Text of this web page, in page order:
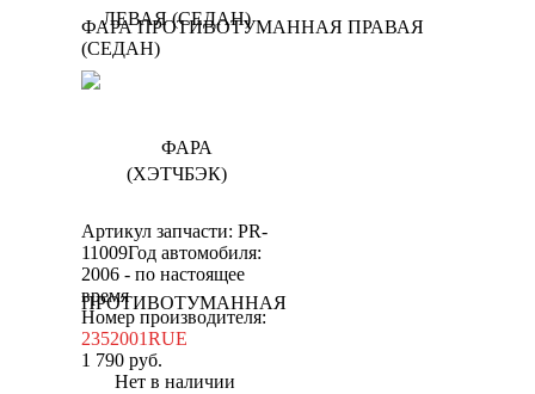
ФАРА ПРОТИВОТУМАННАЯ ПРАВАЯ
(СЕДАН)
Артикул запчасти: PR-
11009Год автомобиля:
2006 - по настоящее
время
Номер производителя:
2352001RUE
1 790 руб.
Нет в наличии